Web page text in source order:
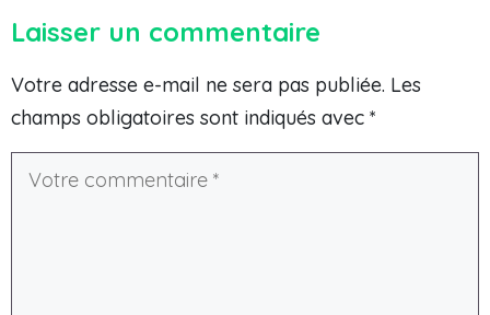
Laisser un commentaire
Votre adresse e-mail ne sera pas publiée. Les
champs obligatoires sont indiqués avec *